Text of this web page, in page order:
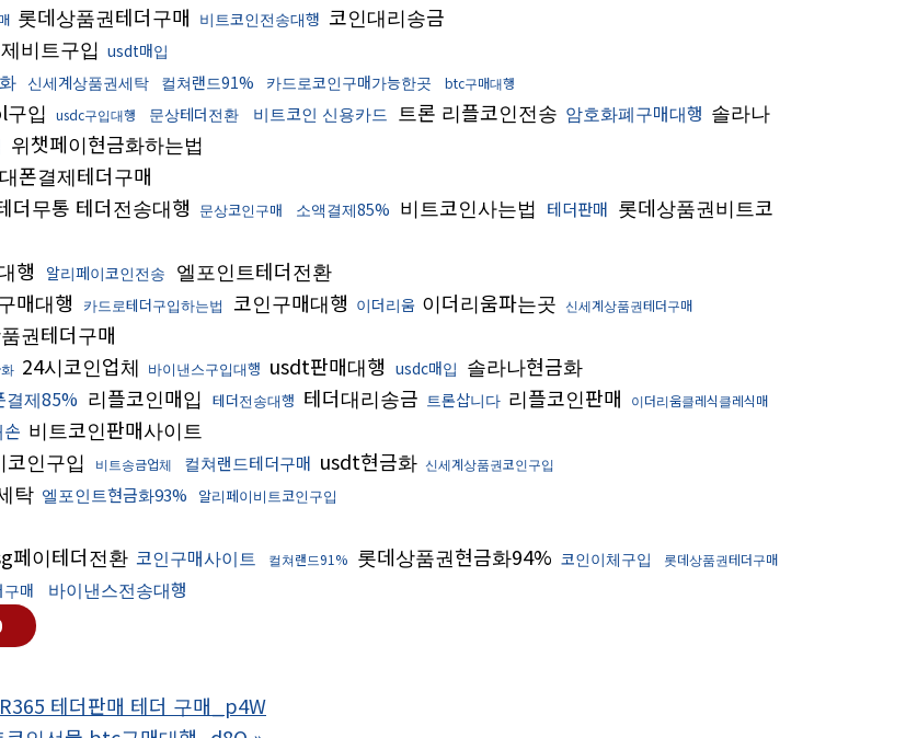
롯데상품권테더구매 비트코인전송대행 코인대리송금
비트구입 usdt매입
신세계상품권세탁 컬쳐랜드91% 카드로코인구매가능한곳 btc구매대행
구입 usdc구입대행 문상테더전환 비트코인 신용카드 트론 리플코인전송 암호화폐구매대행 솔라나
위챗페이현금화하는법
폰결제테더구매
더무통 테더전송대행 문상코인구매 소액결제85% 비트코인사는법 테더판매 롯데상품권비트코
행 알리페이코인전송 엘포인트테더전환
매대행 카드로테더구입하는법 코인구매대행 이더리움 이더리움파는곳 신세계상품권테더구매
권테더구매
24시코인업체 바이낸스구입대행 usdt판매대행 usdc매입 솔라나현금화
결제85% 리플코인매입 테더전송대행 테더대리송금 트론삽니다 리플코인판매
이더리움클레식클레식매
비트코인판매사이트
코인구입 비트송금업체 컬쳐랜드테더구매 usdt현금화 신세계상품권코인구입
탁 엘포인트현금화93% 알리페이비트코인구입
페이테더전환 코인구매사이트 컬쳐랜드91% 롯데상품권현금화94% 코인이체구입 롯데상품권테더구매
매 바이낸스전송대행
테더판매 테더 구매_p4W